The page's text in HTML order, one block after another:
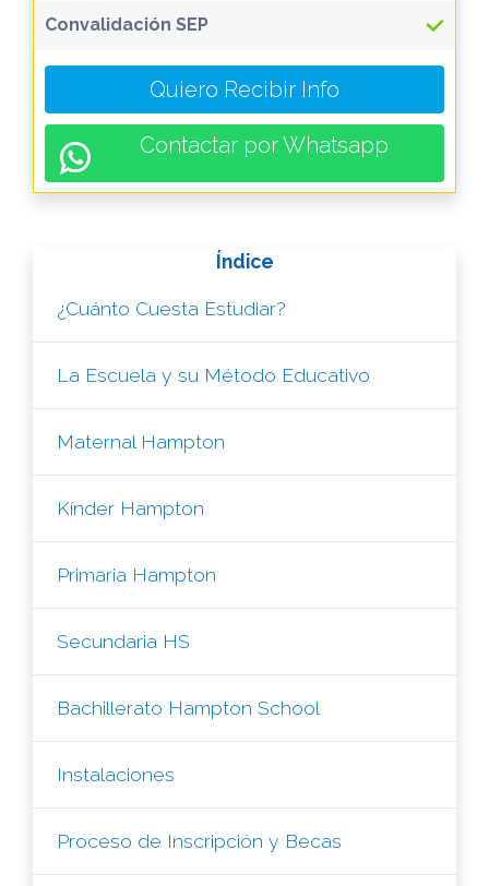
Convalidación SEP
Quiero Recibir Info
Contactar por Whatsapp
Índice
¿Cuánto Cuesta Estudiar?
La Escuela y su Método Educativo
Maternal Hampton
Kínder Hampton
Primaria Hampton
Secundaria HS
Bachillerato Hampton School
Instalaciones
Proceso de Inscripción y Becas